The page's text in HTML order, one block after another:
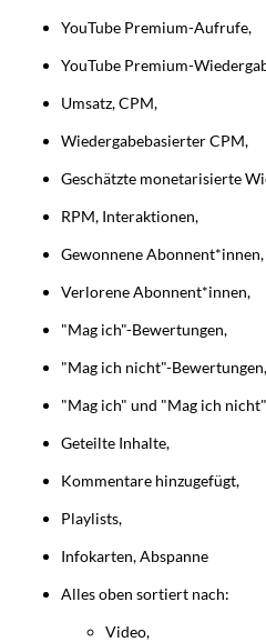
YouTube Premium-Aufrufe,
YouTube Premium-
Umsatz, CPM,
Wiedergabebasierter CPM,
Geschätzte monetarisierte
RPM, Interaktionen,
Gewonnene Abonnent*innen,
Verlorene Abonnent*innen,
"Mag ich"-Bewertungen,
"Mag ich nicht"-Bewertungen,
"Mag ich" und "Mag ich
Geteilte Inhalte,
Kommentare hinzugefügt,
Playlists,
Infokarten, Abspanne
Alles oben sortiert nach:
Video,